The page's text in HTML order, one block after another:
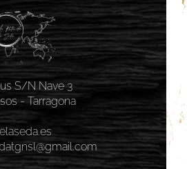
S/N Nave 3
- Tarragona